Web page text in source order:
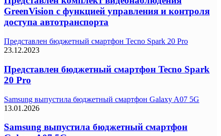
GreenVision с функцией управления и контроля
доступа автотранспорта
Представлен бюджетный смартфон Tecno Spark 20 Pro
23.12.2023
Представлен бюджетный смартфон Tecno Spark
20 Pro
Samsung выпустила бюджетный смартфон Galaxy A07 5G
13.01.2026
Samsung выпустила бюджетный смартфон